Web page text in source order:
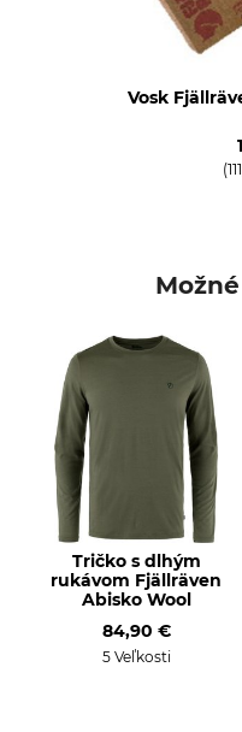
Vosk
Tričko s dlhým
rukávom Fjällräven
Abisko Wool
84,90 €
5 Veľkosti